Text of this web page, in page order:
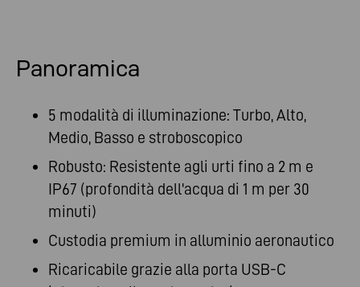
Panoramica
5 modalità di illuminazione: Turbo, Alto,
Medio, Basso e stroboscopico
Robusto: Resistente agli urti fino a 2 m e
IP67 (profondità dell'acqua di 1 m per 30
minuti)
Custodia premium in alluminio aeronautico
Ricaricabile grazie alla porta USB-C